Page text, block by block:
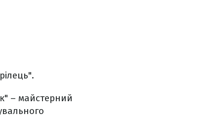
– майстерний